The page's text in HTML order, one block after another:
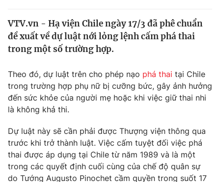
Thế giới
Thế giới đó đây
Câu chuyện quốc tế
Kinh tế
Tài chính
Thị trường
Góc doanh nghiệp
Dữ liệu và đời sống
Truyền hình
Phim VTV
Hậu trường
Giải trí
Điện ảnh
VTV.vn - Hạ viện Chile ngày 17/3 đã phê chuẩn
đề xuất về dự luật nới lỏng lệnh cấm phá thai
trong một số trường hợp.
Theo đó, dự luật trên cho phép nạo phá thai tại Chile
trong trường hợp phụ nữ bị cưỡng bức, gây ảnh hưởng
đến sức khỏe của người mẹ hoặc khi việc giữ thai nhi
là không khả thi.
Dự luật này sẽ cần phải được Thượng viện thông qua
trước khi trở thành luật. Việc cấm tuyệt đối việc phá
thai được áp dụng tại Chile từ năm 1989 và là một
trong các quyết định cuối cùng của chế độ quân sự
do Tướng Augusto Pinochet cầm quyền trong suốt 17